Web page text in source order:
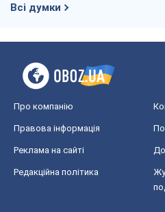
Всі думки
Про компанію
Правова інформація
Реклама на сайті
Редакційна політика